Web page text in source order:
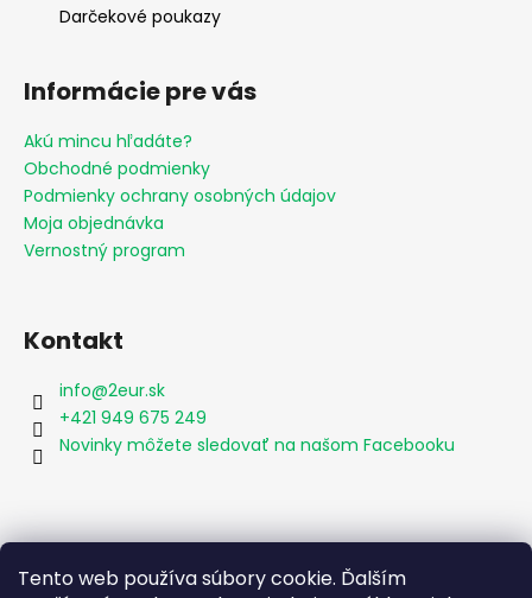
Tento web používa súbory cookie. Ďalším
Darčekové poukazy
Informácie pre vás
Akú mincu hľadáte?
Obchodné podmienky
Podmienky ochrany osobných údajov
Moja objednávka
Vernostný program
Kontakt
info@2eur.sk
+421 949 675 249
Novinky môžete sledovať na našom Facebooku